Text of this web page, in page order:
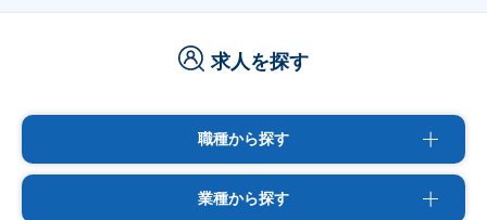
求人を探す
職種から探す
業種から探す